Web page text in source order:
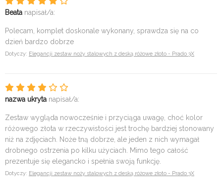
Beata napisał/a:
Polecam, komplet doskonale wykonany, sprawdza się na co
dzień bardzo dobrze
Dotyczy: Elegancji zestaw noży stalowych z deską różowe złoto - Prado 3X
nazwa ukryta napisał/a:
Zestaw wygląda nowocześnie i przyciąga uwagę, choć kolor
różowego złota w rzeczywistości jest trochę bardziej stonowany
niż na zdjęciach. Noże tną dobrze, ale jeden z nich wymagał
drobnego ostrzenia po kilku użyciach. Mimo tego całość
prezentuje się elegancko i spełnia swoją funkcję.
Dotyczy: Elegancji zestaw noży stalowych z deską różowe złoto - Prado 3X